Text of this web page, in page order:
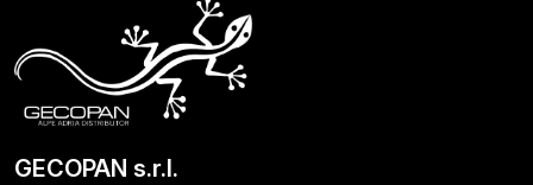
GECOPAN s.r.l.